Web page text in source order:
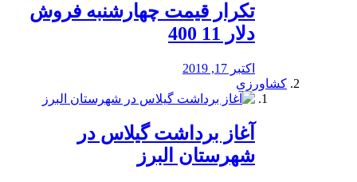
تکرار قیمت چهارشنبه فروش
دلار 11 400
اکتبر 17, 2019
کشاورزی
آغاز برداشت گیلاس در
شهرستان البرز